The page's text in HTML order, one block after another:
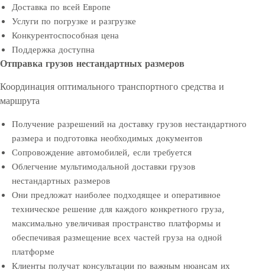
Доставка по всей Европе
Услуги по погрузке и разгрузке
Конкурентоспособная цена
Поддержка доступна
Отправка грузов нестандартных размеров
Координация оптимального транспортного средства и
маршрута
Получение разрешений на доставку грузов нестандартного
размера и подготовка необходимых документов
Сопровождение автомобилей, если требуется
Облегчение мультимодальной доставки грузов
нестандартных размеров
Они предложат наиболее подходящее и оперативное
техническое решение для каждого конкретного груза,
максимально увеличивая пространство платформы и
обеспечивая размещение всех частей груза на одной
платформе
Клиенты получат консультации по важным нюансам их